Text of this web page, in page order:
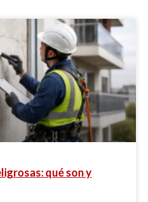
qué son y